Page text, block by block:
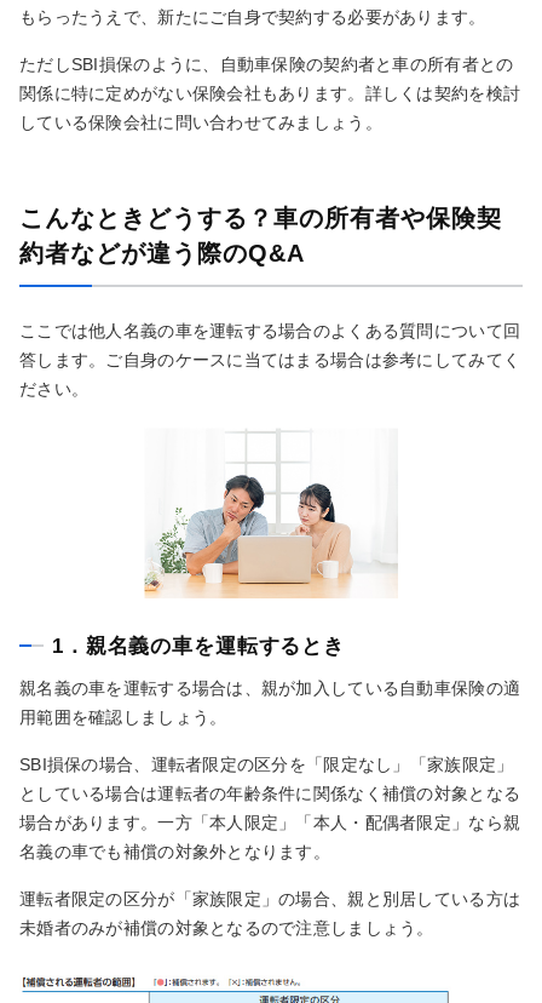
もらったうえで、新たにご自身で契約する必要があります。
ただしSBI損保のように、自動車保険の契約者と車の所有者との
関係に特に定めがない保険会社もあります。詳しくは契約を検討
している保険会社に問い合わせてみましょう。
こんなときどうする？車の所有者や保険契
約者などが違う際のQ&A
ここでは他人名義の車を運転する場合のよくある質問について回
答します。ご自身のケースに当てはまる場合は参考にしてみてく
ださい。
1．親名義の車を運転するとき
親名義の車を運転する場合は、親が加入している自動車保険の適
用範囲を確認しましょう。
SBI損保の場合、運転者限定の区分を「限定なし」「家族限定」
としている場合は運転者の年齢条件に関係なく補償の対象となる
場合があります。一方「本人限定」「本人・配偶者限定」なら親
名義の車でも補償の対象外となります。
運転者限定の区分が「家族限定」の場合、親と別居している方は
未婚者のみが補償の対象となるので注意しましょう。